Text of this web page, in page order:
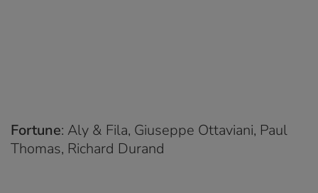
Fortune: Aly & Fila, Giuseppe Ottaviani, Paul
Thomas, Richard Durand